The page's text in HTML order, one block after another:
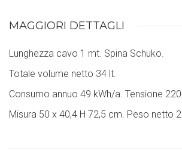
MAGGIORI DETTAGLI
Lunghezza cavo 1 mt. Spina Schuko.
Totale volume netto 34 lt.
Consumo annuo 49 kWh/a. Tensione
Misura 50 x 40,4 H 72,5 cm. Peso netto